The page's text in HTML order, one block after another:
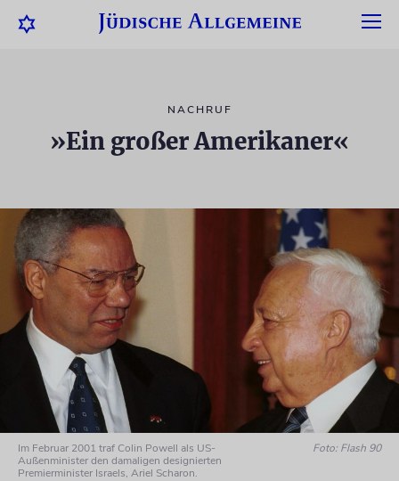
NACHRUF
»Ein großer Amerikaner«
Im Februar 2001 traf Colin Powell als US-
Außenminister den damaligen designierten
Premierminister Israels, Ariel Scharon.
Foto: Flash 90